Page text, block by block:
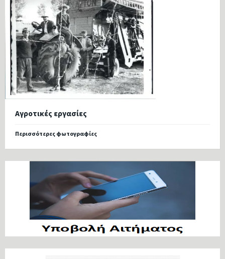
Αγροτικές εργασίες
Περισσότερες φωτογραφίες